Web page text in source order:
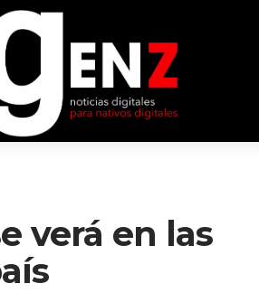
verá en las